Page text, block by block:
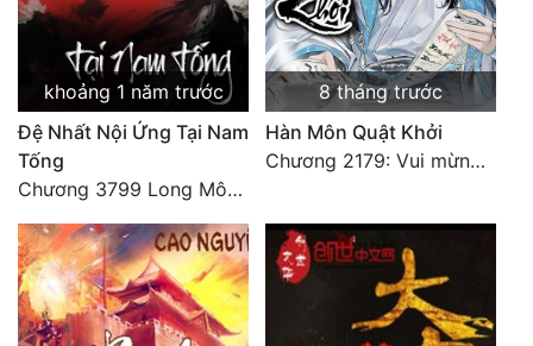
Sát Phạt Quyết Đoán
Vô Sỉ
Điềm Đạm
khoảng 1 năm trước
Đệ Nhất Nội Ứng Tại Nam
Tống
Chương 3799 Long Môn Thập Lục, Cô Đỉnh Ánh Sáng Mặt Trời
8 tháng trước
Hàn Môn Quật Khởi
Chương 2179: Vui mừng khôn xiết